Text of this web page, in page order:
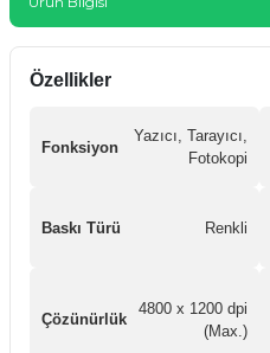
Özellikler
Fonksiyon
Yazıcı, Tarayıcı,
Fotokopi
Baskı Türü Renkli
Çözünürlük
4800 x 1200 dpi
(Max.)